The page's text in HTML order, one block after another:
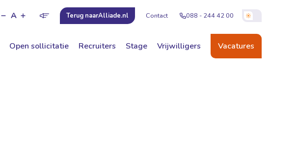
A Terug naarAlliade.nl Contact 088 - 244 42 00
Open sollicitatie Recruiters Stage Vrijwilligers Vacatures